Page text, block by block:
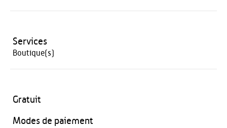
Services
Boutique(s)
Gratuit
Modes de paiement